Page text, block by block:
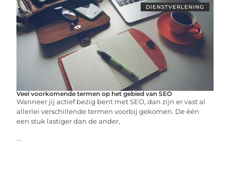
DIENSTVERLENING
Veel voorkomende termen op het gebied van SEO
Wanneer jij actief bezig bent met SEO, dan zijn er vast al
allerlei verschillende termen voorbij gekomen. De één
een stuk lastiger dan de ander,
...